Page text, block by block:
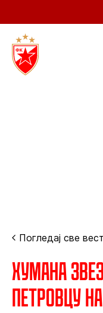
Погледај све
Хумана
Петровцу